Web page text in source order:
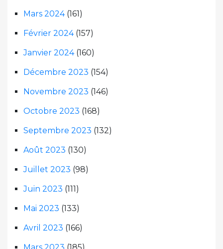
Mars 2024(161)
Février 2024(157)
Janvier 2024(160)
Décembre 2023 (154)
Novembre 2023 (146)
Octobre 2023 (168)
Septembre 2023 (132)
Août 2023 (130)
Juillet 2023 (98)
Juin 2023 (111)
Mai 2023 (133)
Avril 2023 (166)